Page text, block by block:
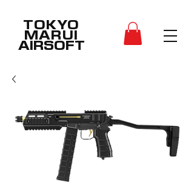
TOKYO
MARUI
AIRSOFT